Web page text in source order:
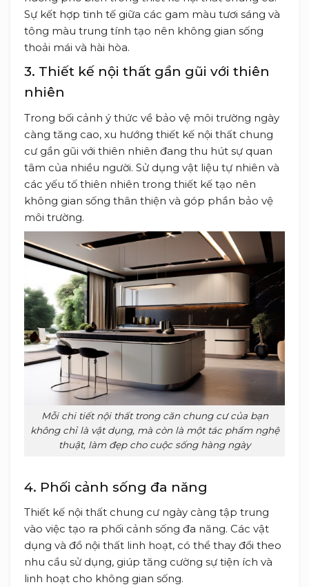
Sự kết hợp tinh tế giữa các gam màu tươi sáng và
tông màu trung tính tạo nên không gian sống
thoải mái và hài hòa.
3. Thiết kế nội thất gần gũi với thiên
nhiên
Trong bối cảnh ý thức về bảo vệ môi trường ngày
càng tăng cao, xu hướng thiết kế nội thất chung
cư gần gũi với thiên nhiên đang thu hút sự quan
tâm của nhiều người. Sử dụng vật liệu tự nhiên và
các yếu tố thiên nhiên trong thiết kế tạo nên
không gian sống thân thiện và góp phần bảo vệ
môi trường.
Mỗi chi tiết nội thất trong căn chung cư của bạn
không chỉ là vật dụng, mà còn là một tác phẩm nghệ
thuật, làm đẹp cho cuộc sống hàng ngày
4. Phối cảnh sống đa năng
Thiết kế nội thất chung cư ngày càng tập trung
vào việc tạo ra phối cảnh sống đa năng. Các vật
dụng và đồ nội thất linh hoạt, có thể thay đổi theo
nhu cầu sử dụng, giúp tăng cường sự tiện ích và
linh hoạt cho không gian sống.